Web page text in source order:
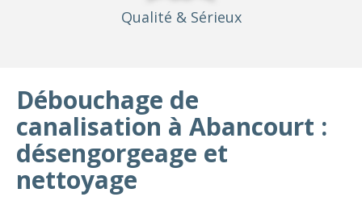
Qualité & Sérieux
Débouchage de
canalisation à Abancourt :
désengorgeage et
nettoyage